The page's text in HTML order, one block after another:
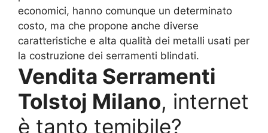
economici, hanno comunque un determinato
costo, ma che propone anche diverse
caratteristiche e alta qualità dei metalli usati per
la costruzione dei serramenti blindati.
Vendita Serramenti
Tolstoj Milano, internet
è tanto temibile?